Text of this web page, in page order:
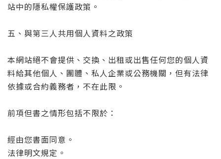
站中的隱私權保護政策。
五、與第三人共用個人資料之政策
本網站絕不會提供、交換、出租或出售任何您的個人資
料給其他個人、團體、私人企業或公務機關，但有法律
依據或合約義務者，不在此限。
前項但書之情形包括不限於：
經由您書面同意。
法律明文規定。